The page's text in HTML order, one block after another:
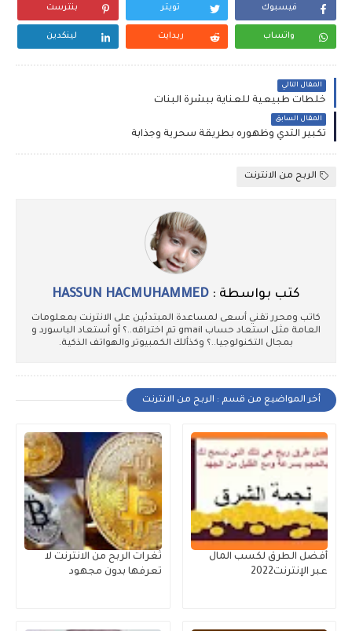
فيسبوك تويتر بنترست
واتساب ريدايت لينكدين
المقال التالي
خلطات طبيعية للعناية ببشرة البنات
المقال السابق
تكبير الثدي وظهوره بطريقة سحرية وجذابة
الربح من الانترنت
كتب بواسطة : HASSUN HACMUHAMMED
كاتب ومحرر تقني أسعى لمساعدة المبتدئين على الانترنت بمعلومات
العامة مثل استعاد حساب gmail تم اختراقه..؟ أو أستعاد الباسورد و
بمجال التكنولوجيا..؟ وكذألك الكمبيوتر والهواتف الذكية.
أخر المواضيع من قسم : الربح من الانترنت
أفضل الطرق لكسب المال
عبر الإنترنت2022
ثغرات الربح من الانترنت لا
تعرفها بدون مجهود